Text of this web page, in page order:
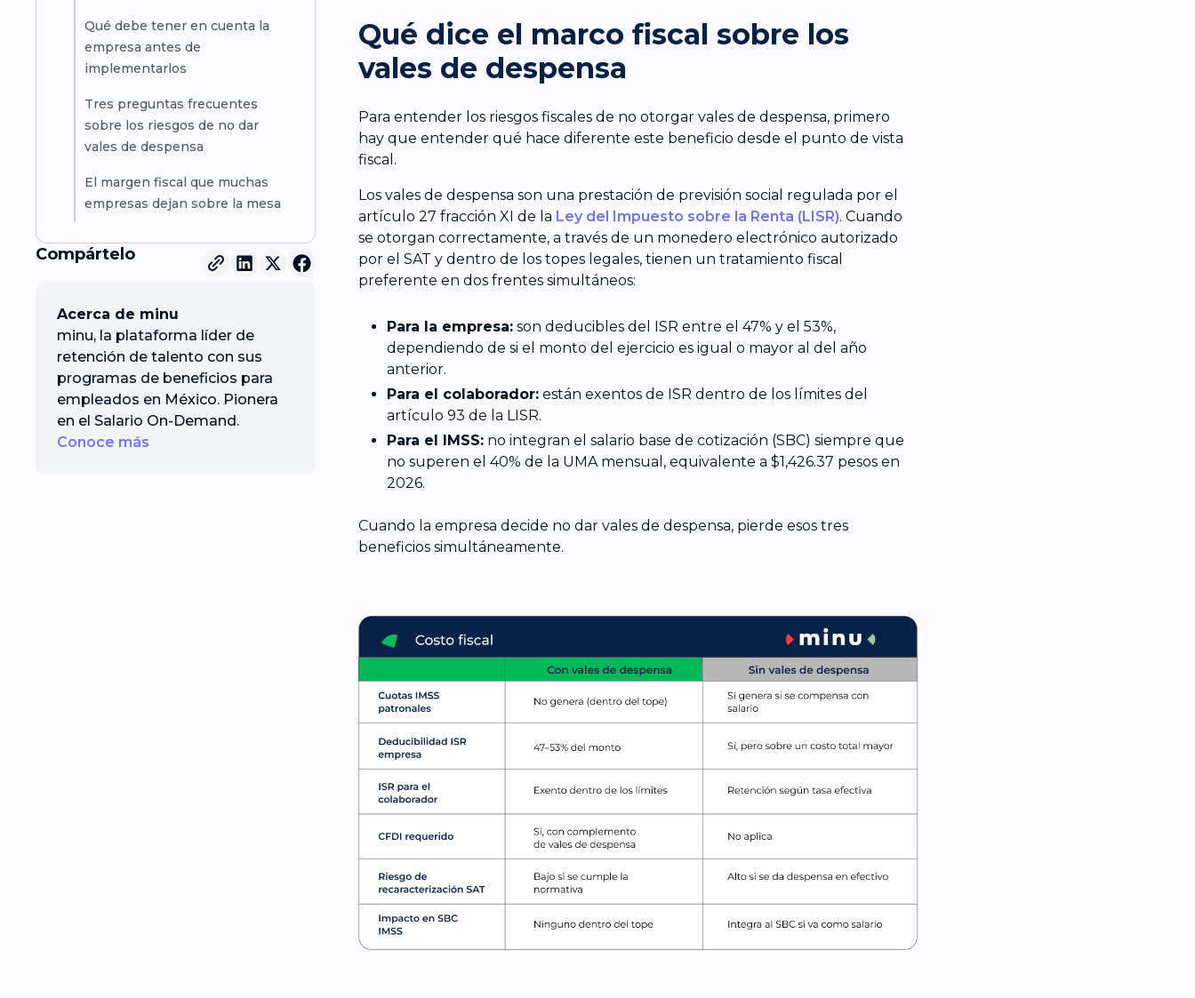
Qué debe tener en cuenta la
empresa antes de
implementarlos
Tres preguntas frecuentes
sobre los riesgos de no dar
vales de despensa
El margen fiscal que muchas
empresas dejan sobre la mesa
Compártelo
Acerca de minu
minu, la plataforma líder de
retención de talento con sus
programas de beneficios para
empleados en México. Pionera
en el Salario On-Demand.
Conoce más
Qué dice el marco fiscal sobre los
vales de despensa
Para entender los riesgos fiscales de no otorgar vales de despensa, primero
hay que entender qué hace diferente este beneficio desde el punto de vista
fiscal.
Los vales de despensa son una prestación de previsión social regulada por el
artículo 27 fracción XI de la Ley del Impuesto sobre la Renta (LISR). Cuando
se otorgan correctamente, a través de un monedero electrónico autorizado
por el SAT y dentro de los topes legales, tienen un tratamiento fiscal
preferente en dos frentes simultáneos:
Para la empresa:son deducibles del ISR entre el 47% y el 53%,
dependiendo de si el monto del ejercicio es igual o mayor al del año
anterior.
Para el colaborador:están exentos de ISR dentro de los límites del
artículo 93 de la LISR.
Para el IMSS:no integran el salario base de cotización (SBC) siempre que
no superen el 40% de la UMA mensual, equivalente a $1,426.37 pesos en
2026.
Cuando la empresa decide no dar vales de despensa, pierde esos tres
beneficios simultáneamente.